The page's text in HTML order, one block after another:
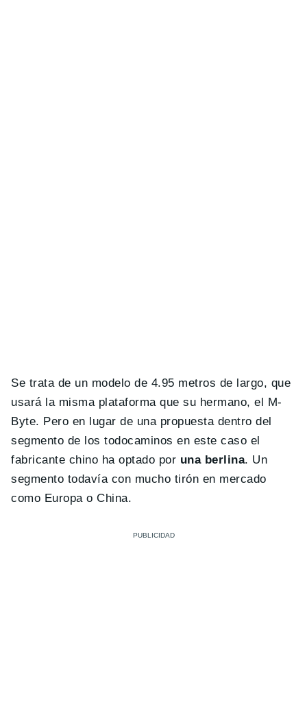
Se trata de un modelo de 4.95 metros de largo, que
usará la misma plataforma que su hermano, el M-
Byte. Pero en lugar de una propuesta dentro del
segmento de los todocaminos en este caso el
fabricante chino ha optado por una berlina. Un
segmento todavía con mucho tirón en mercado
como Europa o China.